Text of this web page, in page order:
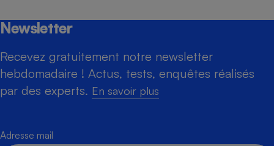
Newsletter
Recevez gratuitement notre newsletter
hebdomadaire ! Actus, tests, enquêtes réalisés
par des experts. En savoir plus
Adresse mail